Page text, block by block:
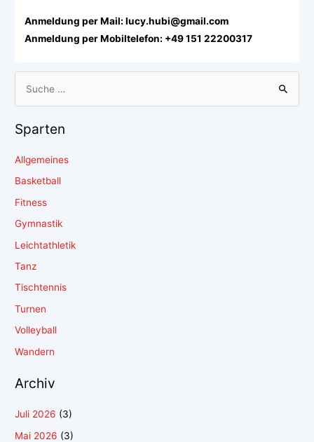
Anmeldung per Mail: lucy.hubi@gmail.com
Anmeldung per Mobiltelefon: +49 151 22200317
Sparten
Allgemeines
Basketball
Fitness
Gymnastik
Leichtathletik
Tanz
Tischtennis
Turnen
Volleyball
Wandern
Archiv
Juli 2026 (3)
Mai 2026 (3)